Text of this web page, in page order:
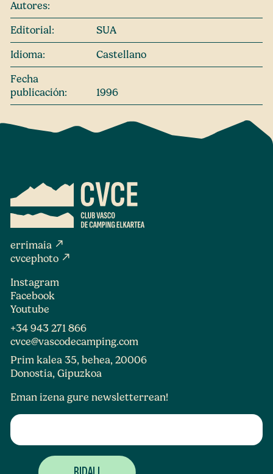
Autores:
Editorial:
SUA
Idioma:
Castellano
Fecha
publicación:
1996
errimaia north_east
cvcephoto north_east
Instagram
Facebook
Youtube
+34 943 271 866
cvce@vascodecamping.com
Prim kalea 35, behea, 20006
Donostia, Gipuzkoa
Eman izena gure newsletterrean!